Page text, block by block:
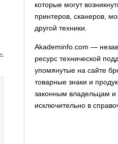
которые могут
принтеров, сканеров,
другой техники.
Akademinfo.com —
ресурс технической
упомянутые на сайте
товарные знаки и
законным владельцам и
исключительно в